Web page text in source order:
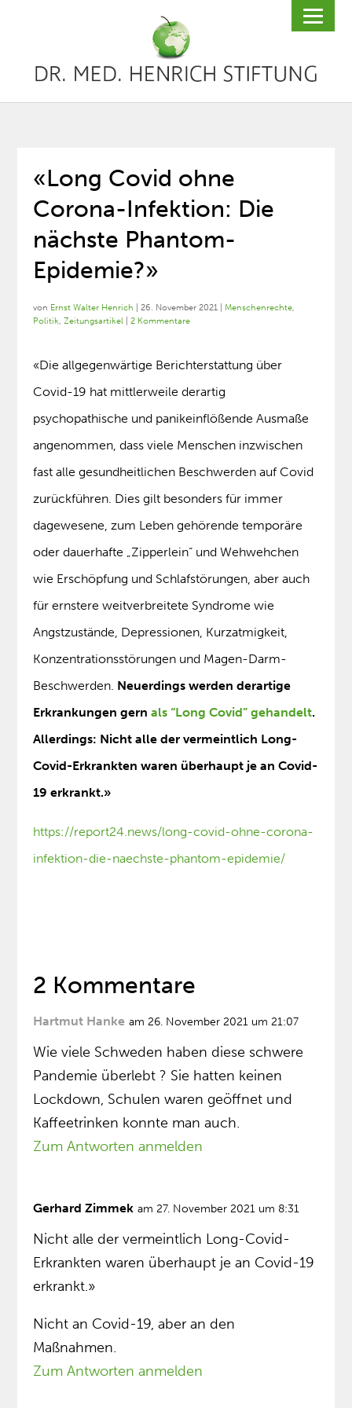
«Long Covid ohne
Corona-Infektion: Die
nächste Phantom-
Epidemie?»
von Ernst Walter Henrich |26. November 2021 Menschenrechte,
Politik,Zeitungsartikel |2 Kommentare
«Die allgegenwärtige Berichterstattung über
Covid-19 hat mittlerweile derartig
psychopathische und panikeinflößende Ausmaße
angenommen, dass viele Menschen inzwischen
fast alle gesundheitlichen Beschwerden auf Covid
zurückführen. Dies gilt besonders für immer
dagewesene, zum Leben gehörende temporäre
oder dauerhafte „Zipperlein“ und Wehwehchen
wie Erschöpfung und Schlafstörungen, aber auch
für ernstere weitverbreitete Syndrome wie
Angstzustände, Depressionen, Kurzatmigkeit,
Konzentrationsstörungen und Magen-Darm-
Beschwerden. Neuerdings werden derartige
Erkrankungen gernals “Long Covid” gehandelt.
Allerdings: Nicht alle der vermeintlich Long-
Covid-Erkrankten waren überhaupt je an Covid-
19 erkrankt.»
https://report24.news/long-covid-ohne-corona-
infektion-die-naechste-phantom-epidemie/
2 Kommentare
Hartmut Hanke am 26. November 2021 um 21:07
Wie viele Schweden haben diese schwere
Pandemie überlebt ? Sie hatten keinen
Lockdown, Schulen waren geöffnet und
Kaffeetrinken konnte man auch.
Zum Antworten anmelden
Gerhard Zimmek am 27. November 2021 um 8:31
Nicht alle der vermeintlich Long-Covid-
Erkrankten waren überhaupt je an Covid-19
erkrankt.»
Nicht an Covid-19, aber an den
Maßnahmen.
Zum Antworten anmelden